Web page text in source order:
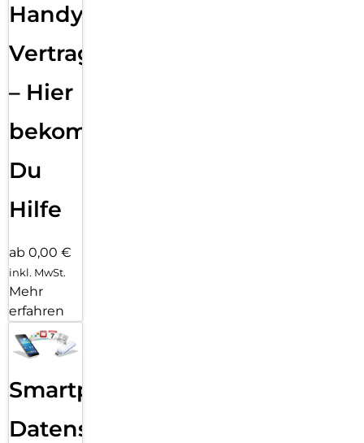
Handy
Vertragsabwicklung
– Hier
bekommst
Du
Hilfe
ab 0,00 €
inkl. MwSt.
Mehr
erfahren
Smartphone
Datensicherung